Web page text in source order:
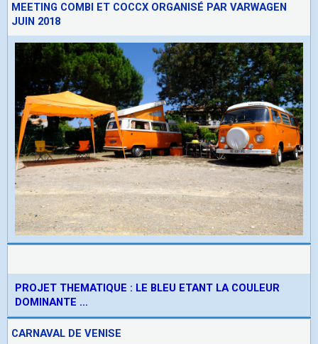
MEETING COMBI ET COCCX ORGANISÉ PAR VARWAGEN
JUIN 2018